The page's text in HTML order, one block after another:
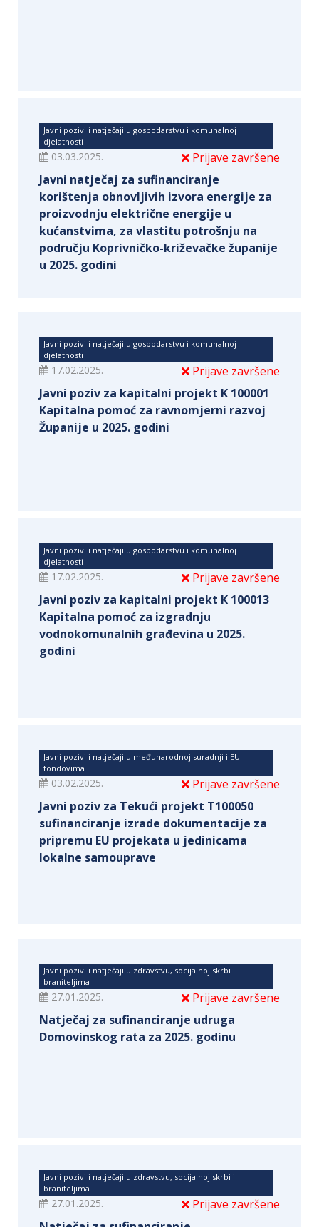
Javni pozivi i natječaji u gospodarstvu i komunalnoj
djelatnosti
Prijave završene
03.03.2025.
Javni natječaj za sufinanciranje
korištenja obnovljivih izvora energije za
proizvodnju električne energije u
kućanstvima, za vlastitu potrošnju na
području Koprivničko-križevačke županije
u 2025. godini
Javni pozivi i natječaji u gospodarstvu i komunalnoj
djelatnosti
Prijave završene
17.02.2025.
Javni poziv za kapitalni projekt K 100001
Kapitalna pomoć za ravnomjerni razvoj
Županije u 2025. godini
Javni pozivi i natječaji u gospodarstvu i komunalnoj
djelatnosti
Prijave završene
17.02.2025.
Javni poziv za kapitalni projekt K 100013
Kapitalna pomoć za izgradnju
vodnokomunalnih građevina u 2025.
godini
Javni pozivi i natječaji u međunarodnoj suradnji i EU
fondovima
Prijave završene
03.02.2025.
Javni poziv za Tekući projekt T100050
sufinanciranje izrade dokumentacije za
pripremu EU projekata u jedinicama
lokalne samouprave
Javni pozivi i natječaji u zdravstvu, socijalnoj skrbi i
braniteljima
Prijave završene
27.01.2025.
Natječaj za sufinanciranje udruga
Domovinskog rata za 2025. godinu
Javni pozivi i natječaji u zdravstvu, socijalnoj skrbi i
braniteljima
Prijave završene
27.01.2025.